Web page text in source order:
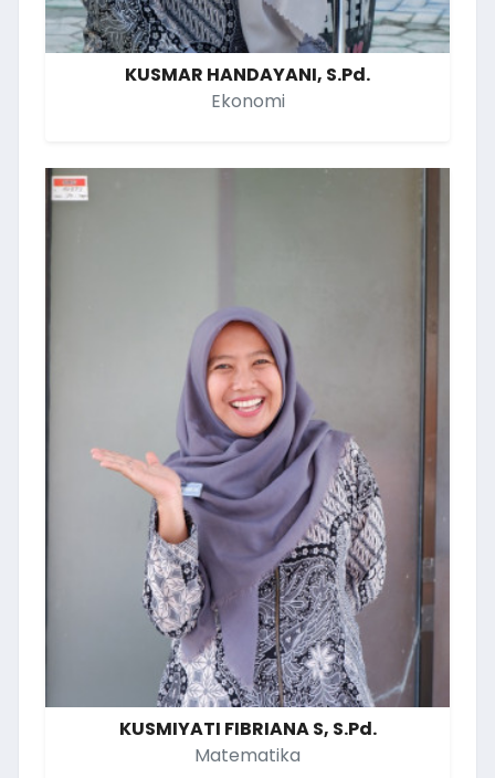
KUSMAR HANDAYANI, S.Pd.
Ekonomi
KUSMIYATI FIBRIANA S, S.Pd.
Matematika